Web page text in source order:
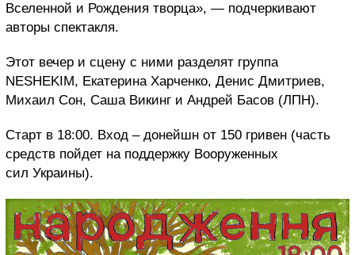
Вселенной и Рождения творца», — подчеркивают
авторы спектакля.
Этот вечер и сцену с ними разделят группа
NESHEKIM, Екатерина Харченко, Денис Дмитриев,
Михаил Сон, Саша Викинг и Андрей Басов (ЛПН).
Старт в 18:00. Вход – донейшн от 150 гривен (часть
средств пойдет на поддержку Вооруженных
сил Украины).